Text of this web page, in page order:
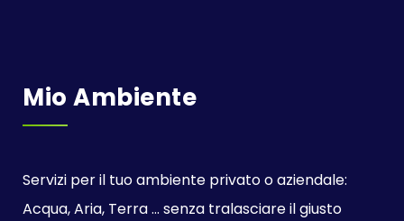
Mio Ambiente
Servizi per il tuo ambiente privato o aziendale:
Acqua, Aria, Terra ... senza tralasciare il giusto